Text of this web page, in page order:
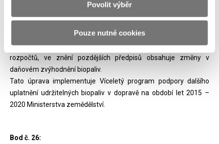
Povolit výběr
Pouze nutné cookies
Vládě je předkládán návrh zákona, kterým se mění zákon č.
353/2003 Sb., o spotřebních daních, ve znění pozdějších
předpisů, a zákon č. 261/2007 Sb., o stabilizaci veřejných
rozpočtů, ve znění pozdějších předpisů obsahuje změny v
daňovém zvýhodnění biopaliv.
Tato úprava implementuje Víceletý program podpory dalšího
uplatnění udržitelných biopaliv v dopravě na období let 2015 –
2020 Ministerstva zemědělství.
Bod č. 26: